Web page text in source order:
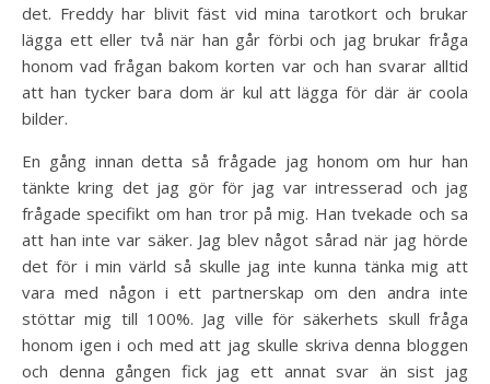
det. Freddy har blivit fäst vid mina tarotkort och brukar
lägga ett eller två när han går förbi och jag brukar fråga
honom vad frågan bakom korten var och han svarar alltid
att han tycker bara dom är kul att lägga för där är coola
bilder.
En gång innan detta så frågade jag honom om hur han
tänkte kring det jag gör för jag var intresserad och jag
frågade specifikt om han tror på mig. Han tvekade och sa
att han inte var säker. Jag blev något sårad när jag hörde
det för i min värld så skulle jag inte kunna tänka mig att
vara med någon i ett partnerskap om den andra inte
stöttar mig till 100%. Jag ville för säkerhets skull fråga
honom igen i och med att jag skulle skriva denna bloggen
och denna gången fick jag ett annat svar än sist jag